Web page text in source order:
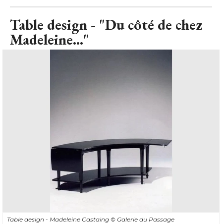
Table design - "Du côté de chez
Madeleine..."
Table design - Madeleine Castaing © Galerie du Passage